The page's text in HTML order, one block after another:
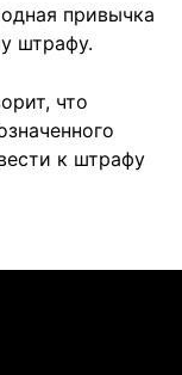
привычка
штрафу.
что
к штрафу